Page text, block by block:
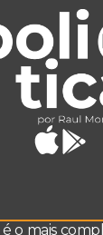
é o mais